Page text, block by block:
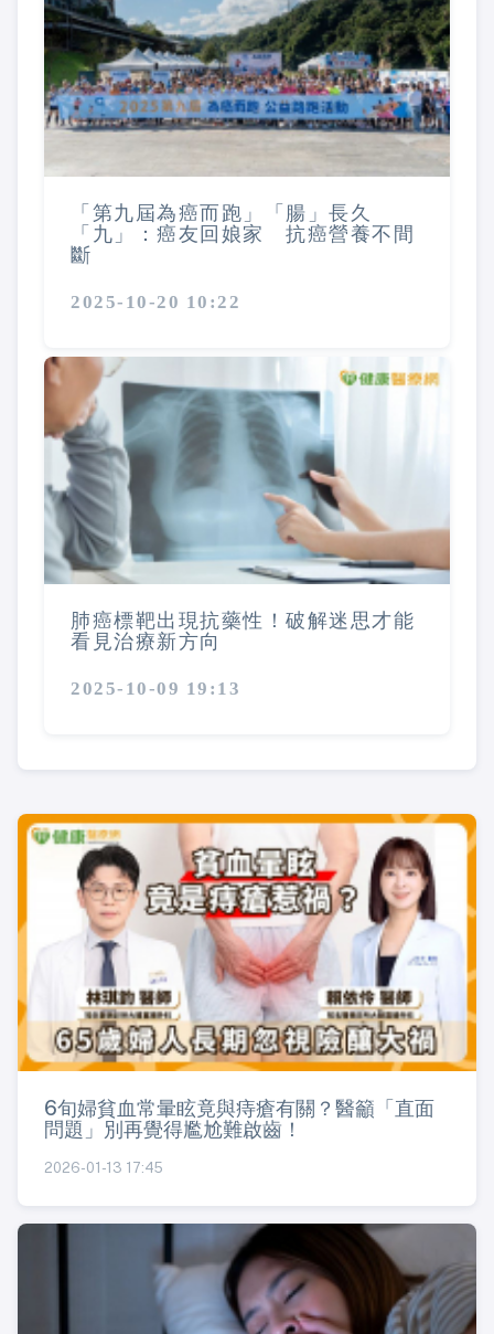
「第九屆為癌而跑」「腸」長久
「九」：癌友回娘家 抗癌營養不間
斷
2025-10-20 10:22
肺癌標靶出現抗藥性！破解迷思才能
看見治療新方向
2025-10-09 19:13
6旬婦貧血常暈眩竟與痔瘡有關？醫籲「直面
問題」別再覺得尷尬難啟齒！
2026-01-13 17:45